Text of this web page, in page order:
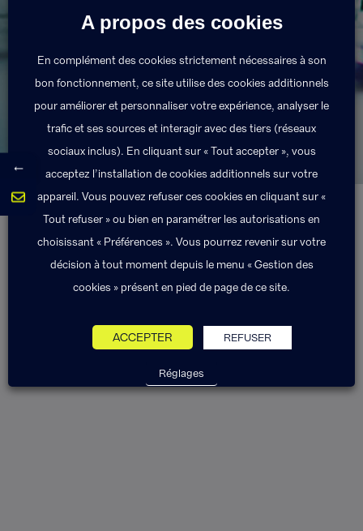
Nos expertises
Un panel d’expertises complet pour mieux
répondre à vos enjeux.
Contactez-nous
A propos des cookies
En complément des cookies strictement nécessaires à son
bon fonctionnement, ce site utilise des cookies additionnels
pour améliorer et personnaliser votre expérience, analyser le
trafic et ses sources et interagir avec des tiers (réseaux
sociaux inclus). En cliquant sur « Tout accepter », vous
acceptez l’installation de cookies additionnels sur votre
appareil. Vous pouvez refuser ces cookies en cliquant sur «
Tout refuser » ou bien en paramétrer les autorisations en
choisissant « Préférences ». Vous pourrez revenir sur votre
décision à tout moment depuis le menu « Gestion des
cookies » présent en pied de page de ce site.
ACCEPTER REFUSER
Réglages
←